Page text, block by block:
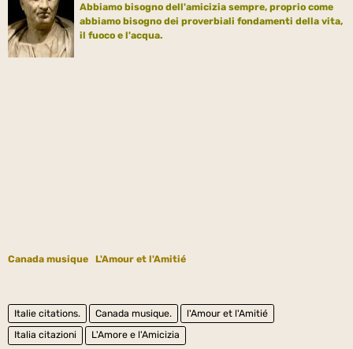
Abbiamo bisogno dell'amicizia sempre, proprio come
abbiamo bisogno dei proverbiali fondamenti della vita,
il fuoco e l'acqua.
Canada musique L'Amour et l'Amitié
Italie citations. Canada musique.
l'Amour et l'Amitié
Italia citazioni
L'Amore e l'Amicizia